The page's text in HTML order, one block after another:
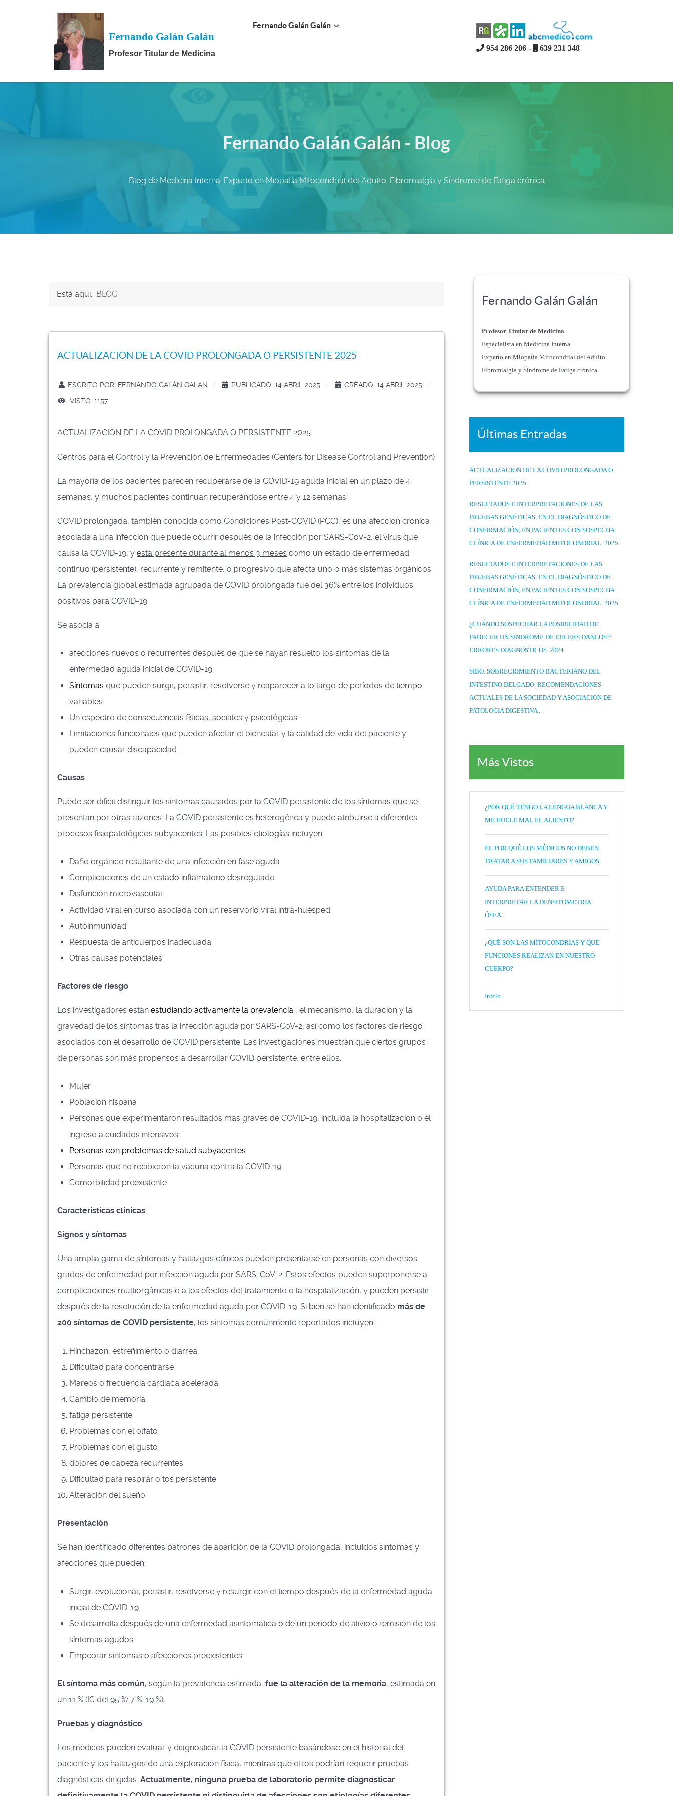
Fernando Galán Galán
Profesor Titular de Medicina
Fernando Galán Galán
954 286 206 - 639 231 348
Fernando Galán Galán - Blog
Blog de Medicina Interna. Experto en Miopatía Mitocondrial del Adulto. Fibromialgía y Síndrome de Fatiga crónica
Está aquí: BLOG
ACTUALIZACION DE LA COVID PROLONGADA O PERSISTENTE 2025
ESCRITO POR: FERNANDO GALÁN GALÁN PUBLICADO: 14 ABRIL 2025
CREADO: 14 ABRIL 2025
VISTO: 1157
ACTUALIZACION DE LA COVID PROLONGADA O PERSISTENTE 2025
Centros para el Control y la Prevención de Enfermedades (Centers for Disease Control and Prevention)
La mayoría de los pacientes parecen recuperarse de la COVID-19 aguda inicial en un plazo de 4
semanas, y muchos pacientes continúan recuperándose entre 4 y 12 semanas.
COVID prolongada, también conocida como Condiciones Post-COVID (PCC), es una afección crónica
asociada a una infección que puede ocurrir después de la infección por SARS-CoV-2, el virus que
causa la COVID-19, y está presente durante al menos 3 meses como un estado de enfermedad
continuo (persistente), recurrente y remitente, o progresivo que afecta uno o más sistemas orgánicos.
La prevalencia global estimada agrupada de COVID prolongada fue del 36% entre los individuos
positivos para COVID-19
Se asocia a:
afecciones nuevos o recurrentes después de que se hayan resuelto los síntomas de la
enfermedad aguda inicial de COVID-19.
Síntomas que pueden surgir, persistir, resolverse y reaparecer a lo largo de períodos de tiempo
variables.
Un espectro de consecuencias físicas, sociales y psicológicas.
Limitaciones funcionales que pueden afectar el bienestar y la calidad de vida del paciente y
pueden causar discapacidad.
Causas
Puede ser difícil distinguir los síntomas causados ​​por la COVID persistente de los síntomas que se
presentan por otras razones. La COVID persistente es heterogénea y puede atribuirse a diferentes
procesos fisiopatológicos subyacentes. Las posibles etiologías incluyen:
Daño orgánico resultante de una infección en fase aguda
Complicaciones de un estado inflamatorio desregulado
Disfunción microvascular
Actividad viral en curso asociada con un reservorio viral intra-huésped
Autoinmunidad
Respuesta de anticuerpos inadecuada
Otras causas potenciales
Factores de riesgo
Los investigadores están estudiando activamente la prevalencia , el mecanismo, la duración y la
gravedad de los síntomas tras la infección aguda por SARS-CoV-2, así como los factores de riesgo
asociados con el desarrollo de COVID persistente. Las investigaciones muestran que ciertos grupos
de personas son más propensos a desarrollar COVID persistente, entre ellos:
Mujer
Población hispana
Personas que experimentaron resultados más graves de COVID-19, incluida la hospitalización o el
ingreso a cuidados intensivos.
Personas con problemas de salud subyacentes
Personas que no recibieron la vacuna contra la COVID-19
Comorbilidad preexistente
Características clínicas
Signos y síntomas
Una amplia gama de síntomas y hallazgos clínicos pueden presentarse en personas con diversos
grados de enfermedad por infección aguda por SARS-CoV-2. Estos efectos pueden superponerse a
complicaciones multiorgánicas o a los efectos del tratamiento o la hospitalización, y pueden persistir
después de la resolución de la enfermedad aguda por COVID-19. Si bien se han identificado más de
200 síntomas de COVID persistente, los síntomas comúnmente reportados incluyen:
Hinchazón, estreñimiento o diarrea
Dificultad para concentrarse
Mareos o frecuencia cardíaca acelerada
Cambio de memoria
fatiga persistente
Problemas con el olfato
Problemas con el gusto
dolores de cabeza recurrentes
Dificultad para respirar o tos persistente
Alteración del sueño
Presentación
Se han identificado diferentes patrones de aparición de la COVID prolongada, incluidos síntomas y
afecciones que pueden:
Surgir, evolucionar, persistir, resolverse y resurgir con el tiempo después de la enfermedad aguda
inicial de COVID-19.
Se desarrolla después de una enfermedad asintomática o de un período de alivio o remisión de los
síntomas agudos.
Empeorar síntomas o afecciones preexistentes
El síntoma más común, según la prevalencia estimada, fue la alteración de la memoria, estimada en
un 11 % (IC del 95 %: 7 %-19 %),
Pruebas y diagnóstico
Los médicos pueden evaluar y diagnosticar la COVID persistente basándose en el historial del
paciente y los hallazgos de una exploración física, mientras que otros podrían requerir pruebas
diagnósticas dirigidas. Actualmente, ninguna prueba de laboratorio permite diagnosticar
Fernando Galán Galán
Profesor Titular de Medicina
Especialista en Medicina Interna
Experto en Miopatía Mitocondrial del Adulto
Fibromialgía y Síndrome de Fatiga crónica
Últimas Entradas
ACTUALIZACION DE LA COVID PROLONGADA O
PERSISTENTE 2025
RESULTADOS E INTERPRETACIONES DE LAS
PRUEBAS GENÉTICAS, EN EL DIAGNÓSTICO DE
CONFIRMACIÓN, EN PACIENTES CON SOSPECHA
CLÍNICA DE ENFERMEDAD MITOCONDRIAL. 2025
RESULTADOS E INTERPRETACIONES DE LAS
PRUEBAS GENÉTICAS, EN EL DIAGNÓSTICO DE
CONFIRMACIÓN, EN PACIENTES CON SOSPECHA
CLÍNICA DE ENFERMEDAD MITOCONDRIAL. 2025
¿CUÁNDO SOSPECHAR LA POSIBILIDAD DE
PADECER UN SINDROME DE EHLERS DANLOS?:
ERRORES DIAGNÓSTICOS. 2024
SIBO. SOBRECRIMIENTO BACTERIANO DEL
INTESTINO DELGADO. RECOMENDACIONES
ACTUALES DE LA SOCIEDAD Y ASOCIACIÓN DE
PATOLOGIA DIGESTIVA .
Más Vistos
¿POR QUÉ TENGO LA LENGUA BLANCA Y
ME HUELE MAL EL ALIENTO?
EL POR QUÉ LOS MÉDICOS NO DEBEN
TRATAR A SUS FAMILIARES Y AMIGOS.
AYUDA PARA ENTENDER E
INTERPRETAR LA DENSITOMETRIA
ÓSEA
¿QUÉ SON LAS MITOCONDRIAS Y QUE
FUNCIONES REALIZAN EN NUESTRO
CUERPO?
Inicio